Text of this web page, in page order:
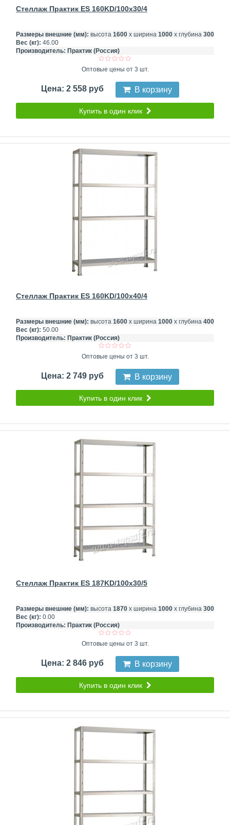
Стеллаж Практик ES 160KD/100x30/4
Размеры внешние (мм): высота 1600 х ширина 1000 х глубина 300
Вес (кг): 46.00
Производитель: Практик (Россия)
Оптовые цены от 3 шт.
Цена: 2 558 руб В корзину
Купить в один клик
Стеллаж Практик ES 160KD/100x40/4
Размеры внешние (мм): высота 1600 х ширина 1000 х глубина 400
Вес (кг): 50.00
Производитель: Практик (Россия)
Оптовые цены от 3 шт.
Цена: 2 749 руб В корзину
Купить в один клик
Стеллаж Практик ES 187KD/100x30/5
Размеры внешние (мм): высота 1870 х ширина 1000 х глубина 300
Вес (кг): 0.00
Производитель: Практик (Россия)
Оптовые цены от 3 шт.
Цена: 2 846 руб В корзину
Купить в один клик